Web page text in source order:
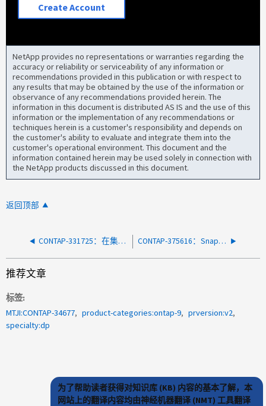
Create Account
NetApp provides no representations or warranties regarding the
accuracy or reliability or serviceability of any information or
recommendations provided in this publication or with respect to
any results that may be obtained by the use of the information or
observance of any recommendations provided herein. The
information in this document is distributed AS IS and the use of this
information or the implementation of any recommendations or
techniques herein is a customer's responsibility and depends on
the customer's ability to evaluate and integrate them into the
customer's operational environment. This document and the
information contained herein may be used solely in connection with
the NetApp products discussed in this document.
返回顶部
CONTAP-331725：在集群分区状态中发生 OutOfSync 的关系将导致 IO 中断 CONTAP-375616：Snapmirror 目标在源升级到高于 9.13.1 的版本后报告不一致
推荐文章
标签
MTJI:CONTAP-34677
product-categories:ontap-9
prversion:v2
specialty:dp
为了帮助读者获得对知识库 (KB) 内容的基本了解，本
网站上的翻译内容均由神经机器翻译 (NMT) 工具翻译